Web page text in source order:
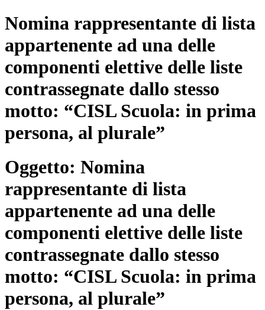
Nomina rappresentante di lista
appartenente ad una delle
componenti elettive delle liste
contrassegnate dallo stesso
motto: “CISL Scuola: in prima
persona, al plurale”
Oggetto: Nomina
rappresentante di lista
appartenente ad una delle
componenti elettive delle liste
contrassegnate dallo stesso
motto: “CISL Scuola: in prima
persona, al plurale”